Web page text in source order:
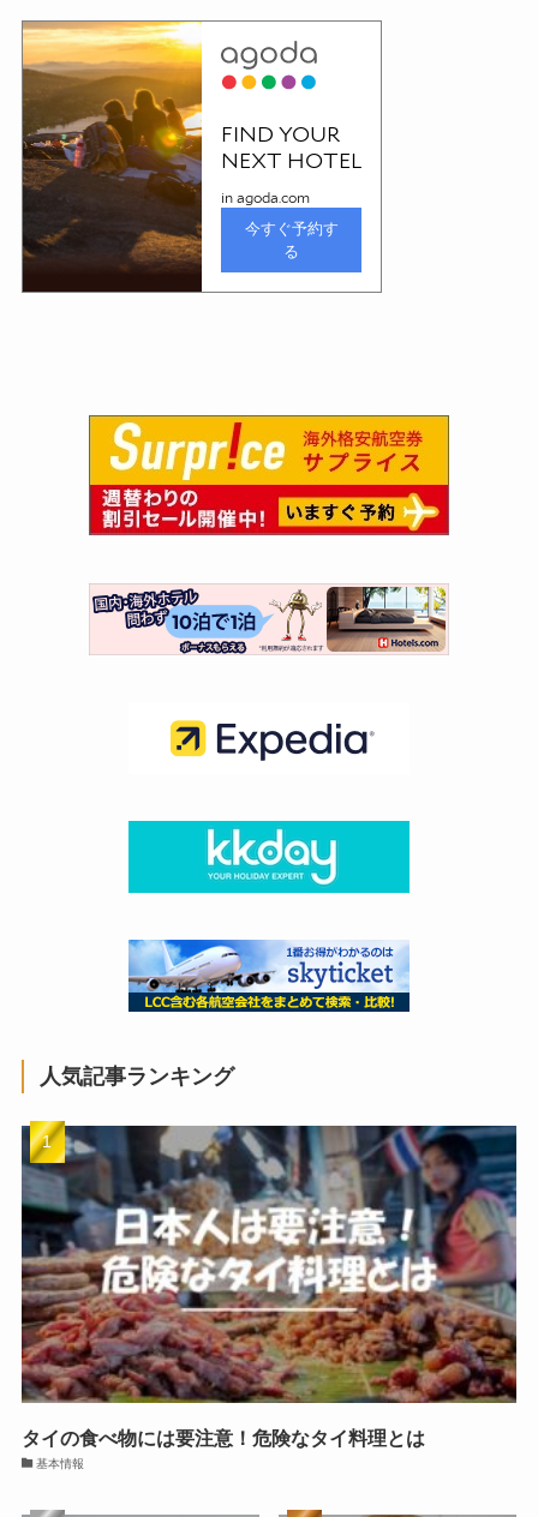
人気記事ランキング
タイの食べ物には要注意！危険なタイ料理とは
基本情報